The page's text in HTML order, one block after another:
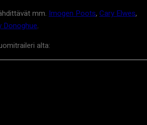
mm. Imogen Poots, Cary Elwes,
Donoghue.
alta: